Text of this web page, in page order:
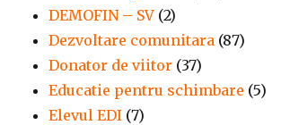
DEMOFIN – SV (2)
Dezvoltare comunitara (87)
Donator de viitor (37)
Educatie pentru schimbare (5)
Elevul EDI (7)